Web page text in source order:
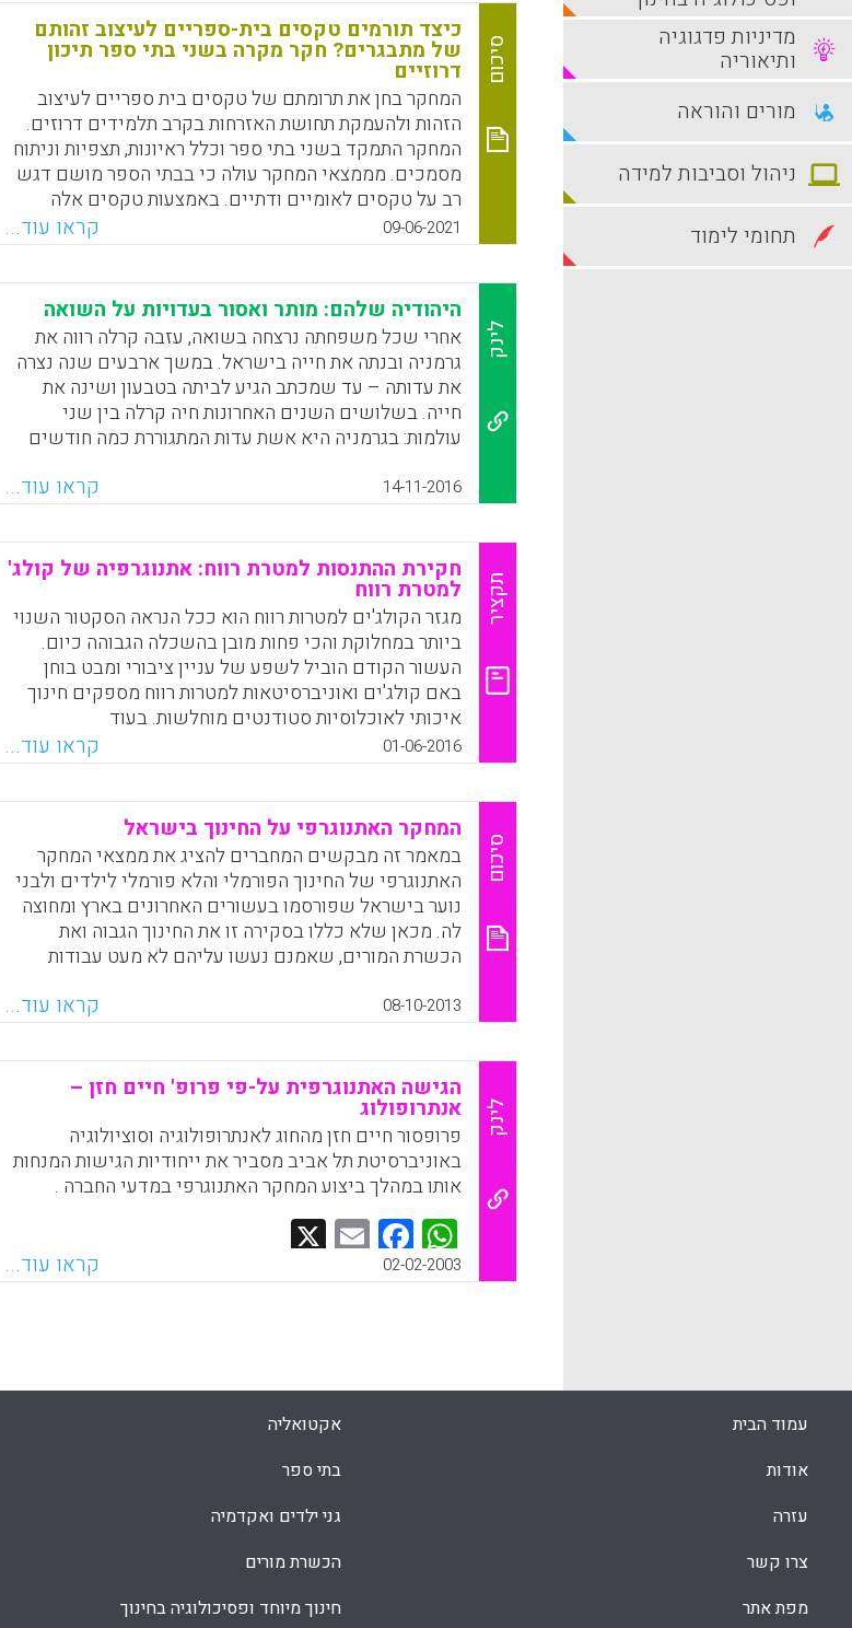
סיכום
כיצד תורמים טקסים בית-ספריים לעיצוב זהותם
של מתבגרים? חקר מקרה בשני בתי ספר תיכון
דרוזיים
המחקר בחן את תרומתם של טקסים בית ספריים לעיצוב
הזהות ולהעמקת תחושת האזרחות בקרב תלמידים דרוזים.
המחקר התמקד בשני בתי ספר וכלל ראיונות, תצפיות וניתוח
מסמכים. מממצאי המחקר עולה כי בבתי הספר מושם דגש
רב על טקסים לאומיים ודתיים. באמצעות טקסים אלה
ופעילויות בית ספריות נוספות ממלאים בתי הספר תפקיד
מרכזי בגיבוש הזהות הישראלית והדרוזית של התלמידים.
WhatsApp
Facebook
Email
X
09-06-2021 קראו עוד...
לינק
היהודיה שלהם: מותר ואסור בעדויות על השואה
אחרי שכל משפחתה נרצחה בשואה, עזבה קרלה רווה את
גרמניה ובנתה את חייה בישראל. במשך ארבעים שנה נצרה
את עדותה – עד שמכתב הגיע לביתה בטבעון ושינה את
חייה. בשלושים השנים האחרונות חיה קרלה בין שני
עולמות: בגרמניה היא אשת עדות המתגוררת כמה חודשים
לשמור על שתיקה. מדוע שותקת קרלה דווקא בעברית? מה
הם הכוחות המייצרים את המציאות המורכבת הזו? מה הם
אומרים על החברה הישראלית? הספר חושף את סיפורה
חוצה הגבולות של אישה אחת שאיבדה הכול, והעזה – אחרי
ארבעים שנות שתיקה – לשאת עדות (לילך ניישטט
בורנשטיין).
WhatsApp
Facebook
Email
X
14-11-2016 קראו עוד...
תקציר
חקירת ההתנסות למטרת רווח: אתנוגרפיה של קולג'
למטרת רווח
מגזר הקולג'ים למטרות רווח הוא ככל הנראה הסקטור השנוי
ביותר במחלוקת והכי פחות מובן בהשכלה הגבוהה כיום.
העשור הקודם הוביל לשפע של עניין ציבורי ומבט בוחן
באם קולג'ים ואוניברסיטאות למטרות רווח מספקים חינוך
איכותי לאוכלוסיות סטודנטים מוחלשות. בעוד
שהפוליטיזציה שלהם זכתה לתשומת לב רבה, קיים מחקר
מועט בהרבה לגבי התנסויות סטודנטים במוסדות למטרות
רווח היכול לתרום בצורה טובה יותר להבנה מושגית, מוסדית
ומעשית של מגזר זה של השכלה גבוהה. תוך שימוש
בנתונים אתנוגרפיים מקולג' למטרת רווח בגודל בינוני
בפרוורים, המחברת בילתה שבעה חודשים לחקירת התרבות
החינוכית מהפרספקטיבה של הסטודנטים הרשומים (Iloh,
Constance, 2016).
WhatsApp
Facebook
Email
X
01-06-2016 קראו עוד...
סיכום
המחקר האתנוגרפי על החינוך בישראל
במאמר זה מבקשים המחברים להציג את ממצאי המחקר
האתנוגרפי של החינוך הפורמלי והלא פורמלי לילדים ולבני
נוער בישראל שפורסמו בעשורים האחרונים בארץ ומחוצה
לה. מכאן שלא כללו בסקירה זו את החינוך הגבוה ואת
הכשרת המורים, שאמנם נעשו עליהם לא מעט עבודות
שלסקי, ברכה אלפרט, נעמה צבר-בן יהושע).
WhatsApp
Facebook
Email
X
08-10-2013 קראו עוד...
לינק
הגישה האתנוגרפית על-פי פרופ' חיים חזן –
אנתרופולוג
פרופסור חיים חזן מהחוג לאנתרופולוגיה וסוציולוגיה
באוניברסיטת תל אביב מסביר את ייחודיות הגישות המנחות
אותו במהלך ביצוע המחקר האתנוגרפי במדעי החברה .
WhatsApp
Facebook
Email
02-02-2003 קראו עוד...
מדיניות פדגוגיה
ותיאוריה
מורים והוראה
ניהול וסביבות למידה
תחומי לימוד
עמוד הבית
אודות
עזרה
צרו קשר
מפת אתר
אקטואליה
בתי ספר
גני ילדים ואקדמיה
הכשרת מורים
חינוך מיוחד ופסיכולוגיה בחינוך